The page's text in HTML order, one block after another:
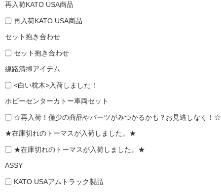
再入荷KATO USA商品
再入荷KATO USA商品
セット抱き合わせ
セット抱き合わせ
線路清掃アイテム
<白い枕木>入荷しました！
ホビーセンターカトー車両セット
☆再入荷！僅少の商品やパーツがみつかるかも？お見逃しなく！☆
★在庫切れのトーマスが入荷しました。★
★在庫切れのトーマスが入荷しました。★
ASSY
KATO USAアムトラック製品